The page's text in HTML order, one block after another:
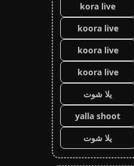
kora live
koora live
koora live
koora live
يلا شوت
yalla shoot
يلا شوت